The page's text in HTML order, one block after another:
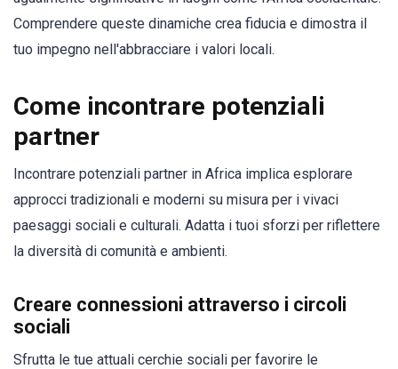
Comprendere queste dinamiche crea fiducia e dimostra il
tuo impegno nell'abbracciare i valori locali.
Come incontrare potenziali
partner
Incontrare potenziali partner in Africa implica esplorare
approcci tradizionali e moderni su misura per i vivaci
paesaggi sociali e culturali. Adatta i tuoi sforzi per riflettere
la diversità di comunità e ambienti.
Creare connessioni attraverso i circoli
sociali
Sfrutta le tue attuali cerchie sociali per favorire le